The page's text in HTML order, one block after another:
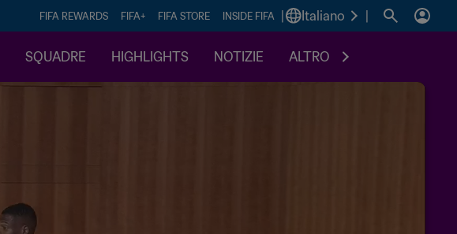
FIFA REWARDS FIFA+ FIFA STORE INSIDE FIFA Italiano
SQUADRE HIGHLIGHTS NOTIZIE ALTRO